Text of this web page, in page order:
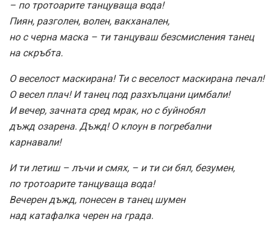
– по тротоарите танцуваща вода!
Пиян, разголен, волен, вакханален,
но с черна маска – ти танцуваш безсмисления танец
на скръбта.
О веселост маскирана! Ти с веселост маскирана печал!
О весел плач! И танец под разхълцани цимбали!
И вечер, зачната сред мрак, но с буйнобял
дъжд озарена. Дъжд! О клоун в погребални
карнавали!
И ти летиш – лъчи и смях, – и ти си бял, безумен,
по тротоарите танцуваща вода!
Вечерен дъжд, понесен в танец шумен
над катафалка черен на града.